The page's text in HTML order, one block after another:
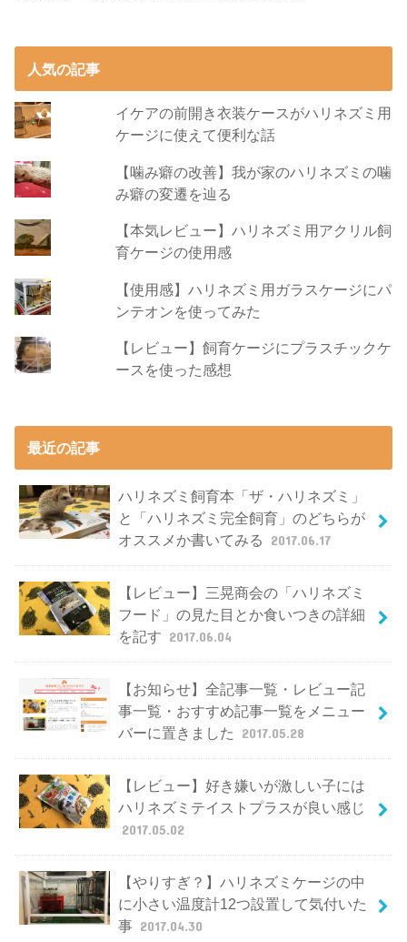
人気の記事
イケアの前開き衣装ケースがハリネズミ用
ケージに使えて便利な話
【噛み癖の改善】我が家のハリネズミの噛
み癖の変遷を辿る
【本気レビュー】ハリネズミ用アクリル飼
育ケージの使用感
【使用感】ハリネズミ用ガラスケージにパ
ンテオンを使ってみた
【レビュー】飼育ケージにプラスチックケ
ースを使った感想
最近の記事
ハリネズミ飼育本「ザ・ハリネズミ」
と「ハリネズミ完全飼育」のどちらが
オススメか書いてみる
2017.06.17
【レビュー】三晃商会の「ハリネズミ
フード」の見た目とか食いつきの詳細
を記す 2017.06.04
【お知らせ】全記事一覧・レビュー記
事一覧・おすすめ記事一覧をメニュー
バーに置きました
2017.05.28
【レビュー】好き嫌いが激しい子には
ハリネズミテイストプラスが良い感じ
2017.05.02
【やりすぎ？】ハリネズミケージの中
に小さい温度計12つ設置して気付いた
事 2017.04.30